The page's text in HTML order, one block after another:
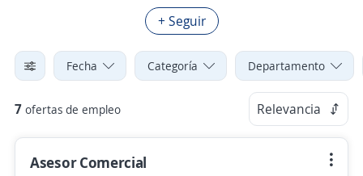
+ Seguir
Fecha Categoría Departamento
7 ofertas de empleo Relevancia
Asesor Comercial